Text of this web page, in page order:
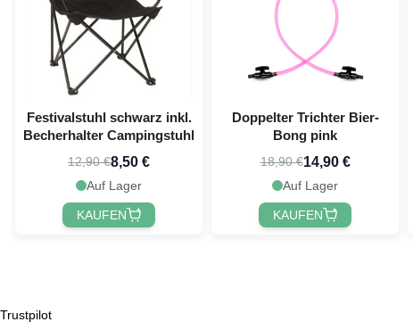
Festivalstuhl schwarz inkl.
Becherhalter Campingstuhl
12,90 €8,50 €
Auf Lager
KAUFEN
Doppelter Trichter Bier-
Bong pink
18,90 €14,90 €
Auf Lager
KAUFEN
Trustpilot